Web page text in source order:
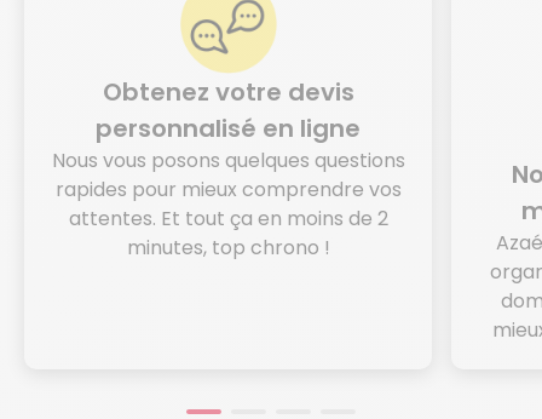
Obtenez votre devis
personnalisé en ligne
Nous vous posons quelques questions
rapides pour mieux comprendre vos
attentes. Et tout ça en moins de 2
minutes, top chrono !